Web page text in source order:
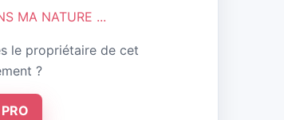
MA NATURE ...
le propriétaire de cet
?